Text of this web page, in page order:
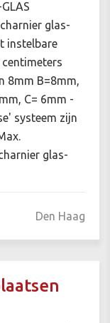
glas-
instelbare
8mm B=8mm,
C= 6mm -
systeem zijn
glas-
Den Haag